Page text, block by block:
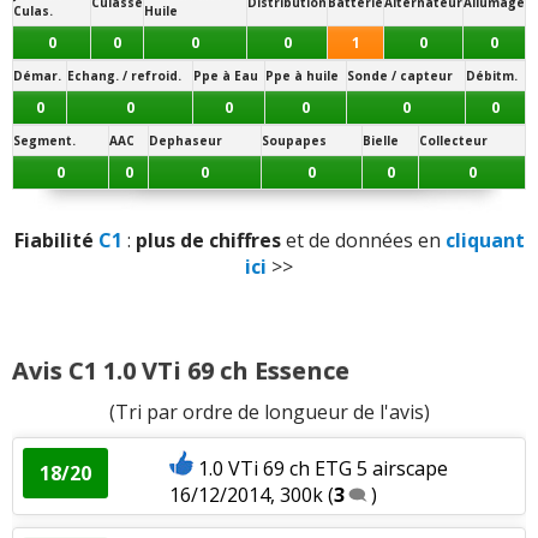
- (165/65 R 14 Roulis maitrisé/Jantes exposées aux
trottoirs / Confort dégradé/Tenue de cap difficile à haute
vitesse/Tenue de route précaire/Conso réduite)
15 pouces
165/60 R 15 Roulis maitrisé
Jantes exposées aux
trottoirs / Confort dégradé/Tenue de cap difficile à haute
vitesse
/Tenue de route précaire/Conso réduite)
Note des internautes :
Panne la plus signalée :
Culas.
Huile
0 0 0 0 1 0 0
Démar. Echang. / refroid. Ppe à Eau Ppe à huile Sonde / capteur Débitm.
0 0 0 0 0 0
Segment. AAC Dephaseur Soupapes Bielle Collecteur
0 0 0 0 0 0
Fiabilité C1 : plus de chiffreset de données en cliquant
ici >>
Avis C1 1.0 VTi 69 ch Essence
(Tri par ordre de longueur de l'avis)
18/20
1.0 VTi 69 ch ETG 5 airscape
16/12/2014, 300k(3 )